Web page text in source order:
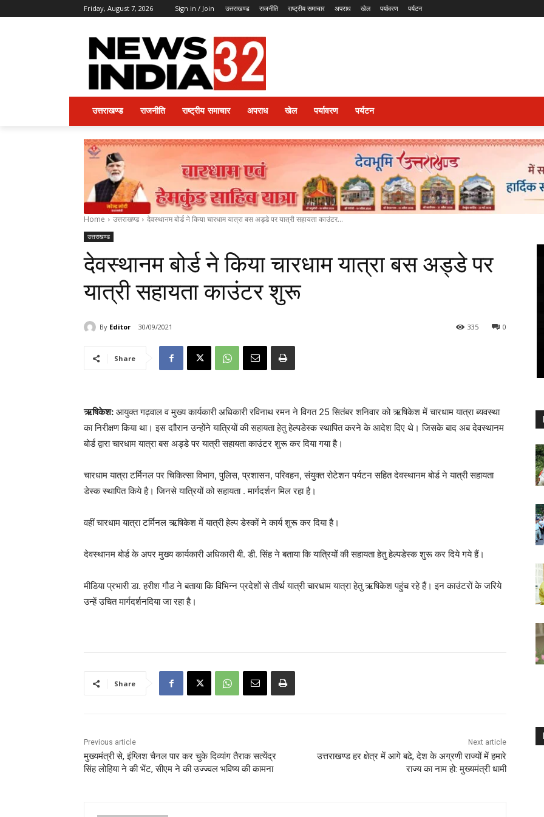
Friday, August 7, 2026 Sign in / Join उत्तराखण्ड राजनीति राष्ट्रीय समाचार अपराध खेल पर्यावरण पर्यटन
उत्तराखण्ड राजनीति राष्ट्रीय समाचार अपराध खेल पर्यावरण पर्यटन
Home उत्तराखण्ड देवस्थानम बोर्ड ने किया चारधाम यात्रा बस अड्डे‌ पर‌ यात्री सहायता काउंटर...
उत्तराखण्ड
देवस्थानम बोर्ड ने किया चारधाम यात्रा बस अड्डे‌ पर‌
यात्री सहायता काउंटर शुरू
By Editor 30/09/2021 0
335
Share
ऋषिकेश: आयुक्त गढ़वाल व मुख्य कार्यकारी अधिकारी रविनाथ रमन‌ ने‌ विगत 25 सितंबर शनिवार को ऋषिकेश में चारधाम यात्रा ब्यवस्था
का निरीक्षण किया था। इस दाौरान उन्होंने यात्रियों की सहायता हेतु हेल्पडेस्क स्थापित करने के आदेश दिए थे। जिसके बाद अब देवस्थानम
बोर्ड द्वारा चारधाम यात्रा बस अड्डे‌ पर‌ यात्री सहायता काउंटर शुरू कर दिया गया है।
चारधाम यात्रा टर्मिनल‌ पर चिकित्सा विभाग, पुलिस, प्रशासन, परिवहन, संयुक्त रोटेशन पर्यटन सहित देवस्थानम बोर्ड ने यात्री सहायता
डेस्क स्थापित किये है‌।‌ जिनसे यात्रियों को सहायता . मार्गदर्शन‌ मिल रहा है।
वहीं चारधाम यात्रा टर्मिनल ऋषिकेश में‌ यात्री हेल्प डेस्कों‌ ने कार्य शुरू कर‌ दिया‌ है।
देवस्थानम बोर्ड के अपर मुख्य कार्यकारी अधिकारी बी. डी. सिंह ने बताया कि यात्रियों की सहायता हेतु हेल्पडेस्क शुरू कर दिये गये हैं।
मीडिया ‌प्रभारी डा. हरीश‌ गौड‌ ने‌ बताया कि विभिन्न ‍प्रदेशों से‌ तीर्थ यात्री चारधाम यात्रा हेतु‌ ऋषिकेश पहुंच रहे हैं। इन काउंटरों के जरिये
उन्हें उचित मार्गदर्शन‌दिया जा रहा है।
Share
Previous article
मुख्यमंत्री से, इंग्लिश चैनल पार कर चुके दिव्यांग तैराक सत्येंद्र
सिंह लोहिया ने की भेंट, सीएम ने की उज्ज्वल भविष्य की कामना
Next article
उत्तराखण्ड हर क्षेत्र में आगे बढे, देश के अग्रणी राज्यों में हमारे
राज्य का नाम हो: मुख्यमंत्री धामी